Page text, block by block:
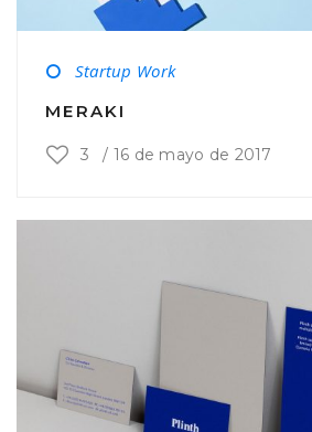
Startup Work
MERAKI
3 / 16 de mayo de 2017